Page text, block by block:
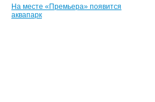
На месте «Премьера» появится
аквапарк